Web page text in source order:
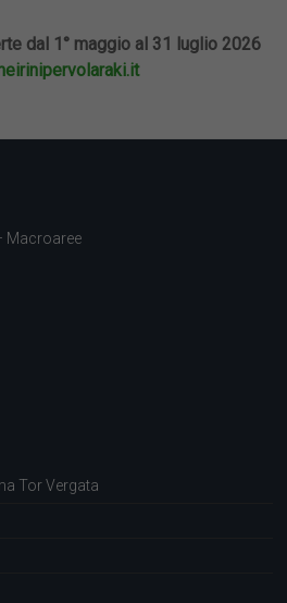
dal 1° maggio al 31 luglio 2026
Macroaree
Tor Vergata